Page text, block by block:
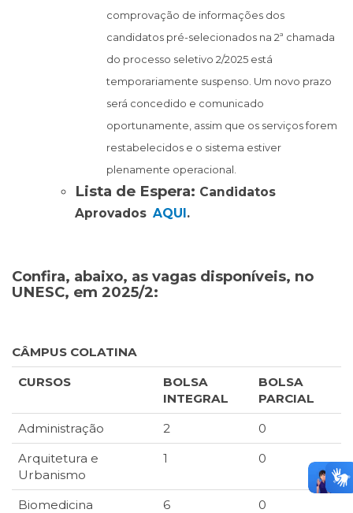
comprovação de informações dos
candidatos pré-selecionados na 2ª chamada
do processo seletivo 2/2025 está
temporariamente suspenso. Um novo prazo
será concedido e comunicado
oportunamente, assim que os serviços forem
restabelecidos e o sistema estiver
plenamente operacional.
Lista de Espera: Candidatos
Aprovados AQUI.
Confira, abaixo, as vagas disponíveis, no
UNESC, em 2025/2:
CÂMPUS COLATINA
CURSOS
BOLSA
INTEGRAL
BOLSA
PARCIAL
Administração
2
0
Arquitetura e
Urbanismo
1 0
Biomedicina 6
0